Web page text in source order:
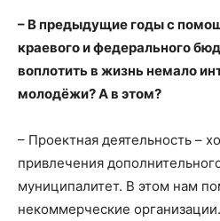
– В предыдущие годы с
краевого и федерального
воплотить в жизнь немало
молодёжи? А в этом?
– Проектная деятельность –
привлечения
муниципалитет. В этом нам
некоммерческие